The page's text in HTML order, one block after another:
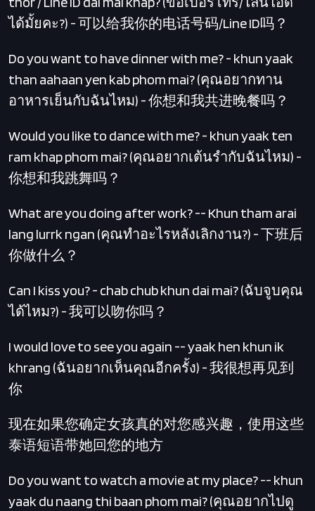
ได้มั้ยคะ?) - 可以给我你的电话号码/Line ID吗？
Do you want to have dinner with me? - khun yaak
than aahaan yen kab phom mai? (คุณอยากทาน
อาหารเย็นกับฉันไหม) - 你想和我共进晚餐吗？
Would you like to dance with me? - khun yaak ten
ram khap phom mai? (คุณอยากเต้นรำกับฉันไหม) -
你想和我跳舞吗？
What are you doing after work? -- Khun tham arai
lang lurrk ngan (คุณทำอะไรหลังเลิกงาน?) - 下班后
你做什么？
Can I kiss you? - chab chub khun dai mai? (ฉับจูบคุณ
ได้ไหม?) - 我可以吻你吗？
I would love to see you again -- yaak hen khun ik
khrang (ฉันอยากเห็นคุณอีกครั้ง) - 我很想再见到
你
现在如果您确定女孩真的对您感兴趣，使用这些
泰语短语带她回您的地方
Do you want to watch a movie at my place? -- khun
yaak du naang thi baan phom mai? (คุณอยากไปดู